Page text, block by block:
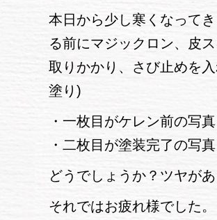
本日から少し寒くなって
る前にマジックロン、皮
取りかかり、さび止めを
塗り)
・一枚目がケレン前の写真
・二枚目が塗装完了の写真
どうでしょうか？ツヤが
それではお疲れ様でした。